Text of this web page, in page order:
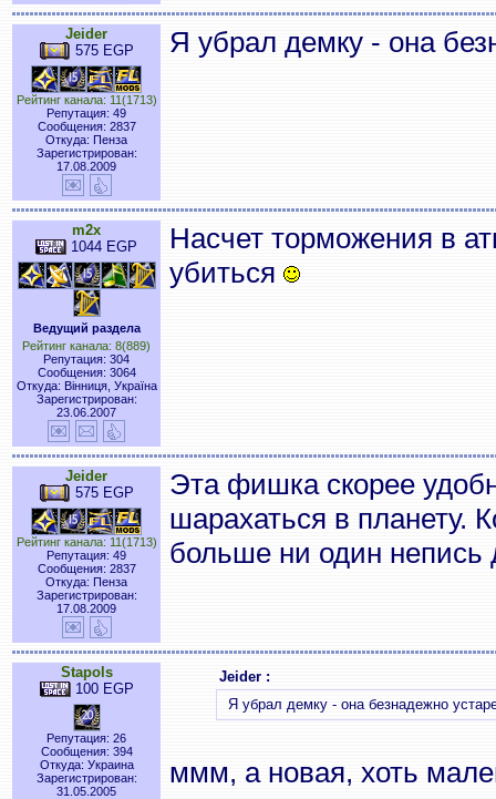
Jeider
575 EGP
Рейтинг канала: 11(1713)
Репутация: 49
Сообщения: 2837
Откуда: Пенза
Зарегистрирован:
17.08.2009
Я убрал демку - она
m2x
1044 EGP
Ведущий раздела
Рейтинг канала: 8(889)
Репутация: 304
Сообщения: 3064
Откуда: Вінниця, Україна
Зарегистрирован:
23.06.2007
Насчет торможения в
убиться
Jeider
575 EGP
Рейтинг канала: 11(1713)
Репутация: 49
Сообщения: 2837
Откуда: Пенза
Зарегистрирован:
17.08.2009
Эта фишка скорее
шарахаться в планету.
больше ни один непись
Stapols
100 EGP
Репутация: 26
Сообщения: 394
Откуда: Украина
Зарегистрирован:
31.05.2005
Jeider :
Я убрал демку - она безнадежно
ммм, а новая, хоть